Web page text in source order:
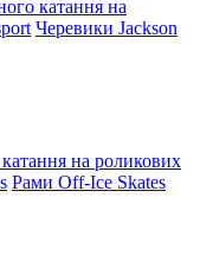
катання на
Черевики Jackson
на роликових
Рами Off-Ice Skates